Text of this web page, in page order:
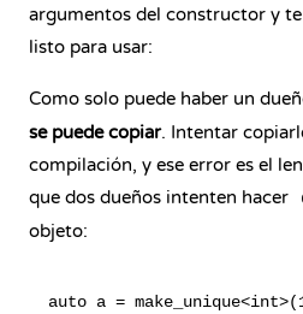
argumentos del constructor y
listo para usar:
Como solo puede haber un
se puede copiar. Intentar
compilación, y ese error es el
que dos dueños intenten hacer
objeto:
auto a =